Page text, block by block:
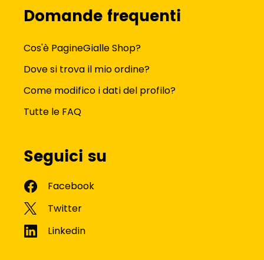
Domande frequenti
Cos'è PagineGialle Shop?
Dove si trova il mio ordine?
Come modifico i dati del profilo?
Tutte le FAQ
Seguici su